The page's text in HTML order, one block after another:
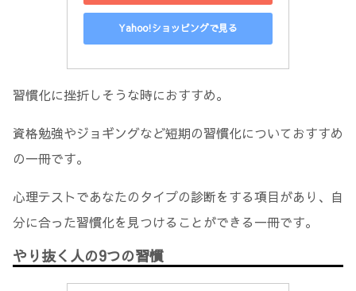
Yahoo!ショッピングで見る
習慣化に挫折しそうな時におすすめ。
資格勉強やジョギングなど短期の習慣化についておすすめ
の一冊です。
心理テストであなたのタイプの診断をする項目があり、自
分に合った習慣化を見つけることができる一冊です。
やり抜く人の9つの習慣